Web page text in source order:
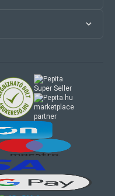
marketplace
partner